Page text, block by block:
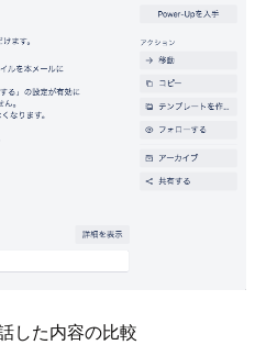
した内容の比較